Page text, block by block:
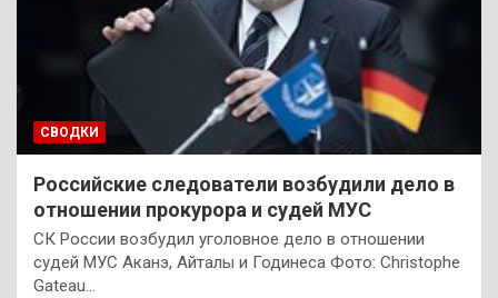
СВОДКИ
Российские следователи возбудили дело в
отношении прокурора и судей МУС
СК России возбудил уголовное дело в отношении
судей МУС Аканэ, Айталы и Годинеса Фото: Christophe
Gateau…